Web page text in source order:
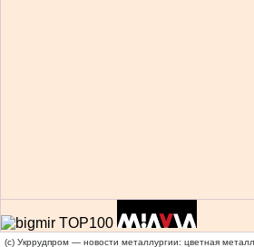
(c) Укррудпром — новости металлургии: цветная